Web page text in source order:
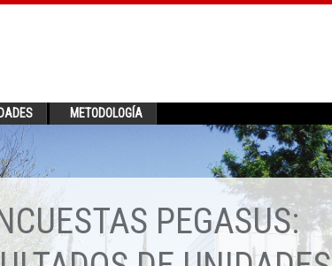
METODOLOGÍA
PEGASUS: